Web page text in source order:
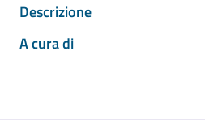
Descrizione
A cura di